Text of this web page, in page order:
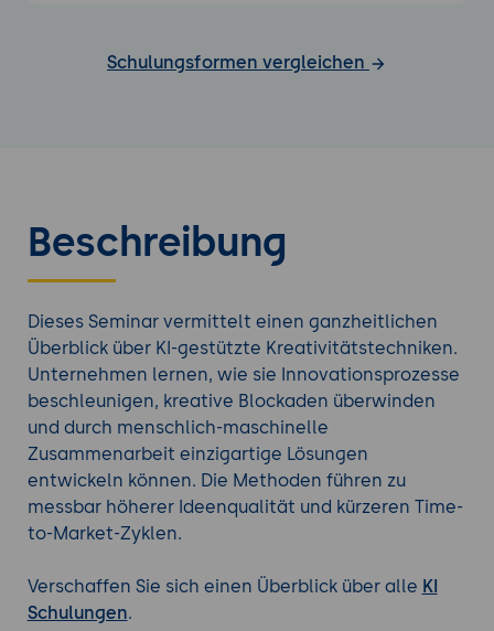
Schulungsformen vergleichen
Beschreibung
Dieses Seminar vermittelt einen ganzheitlichen
Überblick über KI-gestützte Kreativitätstechniken.
Unternehmen lernen, wie sie Innovationsprozesse
beschleunigen, kreative Blockaden überwinden
und durch menschlich-maschinelle
Zusammenarbeit einzigartige Lösungen
entwickeln können. Die Methoden führen zu
messbar höherer Ideenqualität und kürzeren Time-
to-Market-Zyklen.
Verschaffen Sie sich einen Überblick über alle KI
Schulungen.